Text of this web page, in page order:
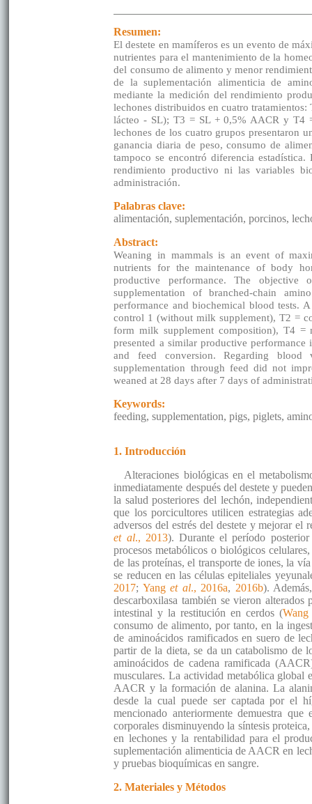
Resumen:
El destete en mamíferos es un evento de
nutrientes para el mantenimiento de la
del consumo de alimento y menor
de la suplementación alimenticia de
mediante la medición del rendimiento
lechones distribuidos en cuatro
lácteo - SL); T3 = SL + 0,5% AACR y T4
lechones de los cuatro grupos presentaron
ganancia diaria de peso, consumo de
tampoco se encontró diferencia
rendimiento productivo ni las variables
administración.
Palabras clave:
alimentación, suplementación, porcinos,
Abstract:
Weaning in mammals is an event of
nutrients for the maintenance of body
productive performance. The
supplementation of branched-chain
performance and biochemical blood tests.
control 1 (without milk supplement), T2 =
form milk supplement composition), T4
presented a similar productive
and feed conversion. Regarding
supplementation through feed did not
weaned at 28 days after 7 days of
Keywords:
feeding, supplementation, pigs, piglets,
1. Introducción
Alteraciones biológicas en el
inmediatamente después del destete y
la salud posteriores del lechón,
que los porcicultores utilicen estrategias
adversos del estrés del destete y mejorar
et al., 2013). Durante el período posterior
procesos metabólicos o biológicos
de las proteínas, el transporte de iones, la
se reducen en las células epiteliales
2017; Yanget al., 2016a, 2016b).
descarboxilasa también se vieron
intestinal y la restitución en cerdos (
consumo de alimento, por tanto, en la
de aminoácidos ramificados en suero de
partir de la dieta, se da un catabolismo de
aminoácidos de cadena ramificada
musculares. La actividad metabólica global
AACR y la formación de alanina. La
desde la cual puede ser captada por el
mencionado anteriormente demuestra
corporales disminuyendo la síntesis
en lechones y la rentabilidad para el
suplementación alimenticia de AACR en
y pruebas bioquímicas en sangre.
2. Materiales y Métodos